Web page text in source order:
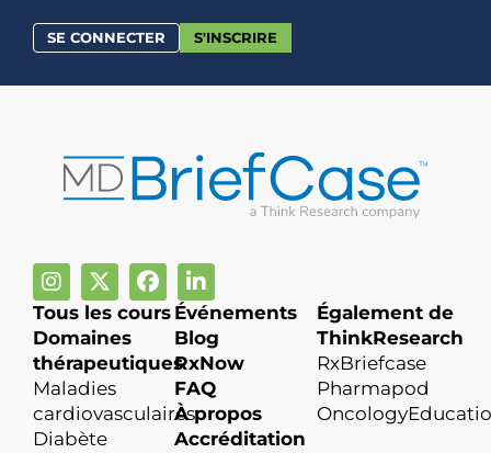
SE CONNECTER S'INSCRIRE
Tous les cours
Domaines
thérapeutiques
Maladies
cardiovasculaires
Diabète
Événements
Blog
RxNow
FAQ
À propos
Accréditation
Également de
ThinkResearch
RxBriefcase
Pharmapod